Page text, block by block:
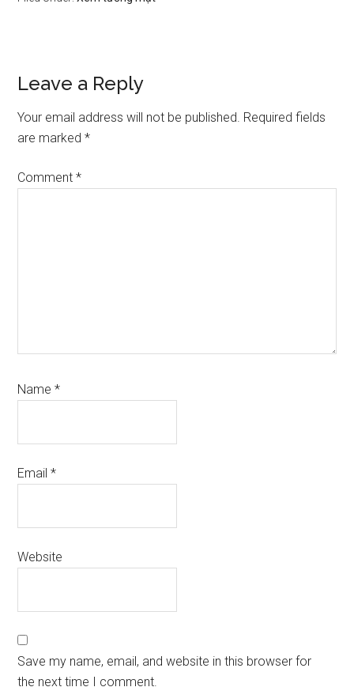
Reader
Interactions
Leave a Reply
Your email address will not be published. Required fields
are marked*
Comment*
Name*
Email*
Website
Save my name, email, and website in this browser for
the next time I comment.